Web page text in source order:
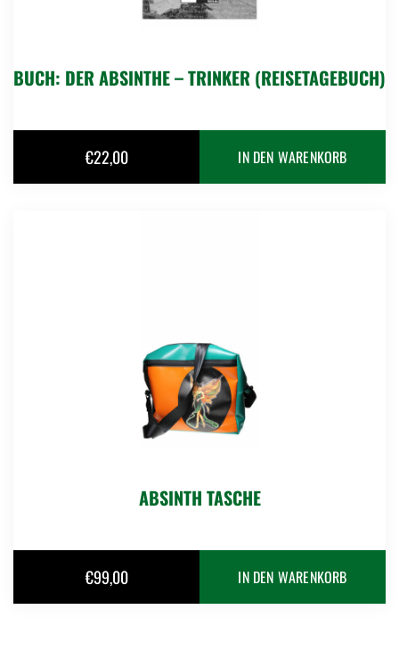
BUCH: DER ABSINTHE – TRINKER (REISETAGEBUCH)
€22,00 IN DEN WARENKORB
ABSINTH TASCHE
€99,00 IN DEN WARENKORB